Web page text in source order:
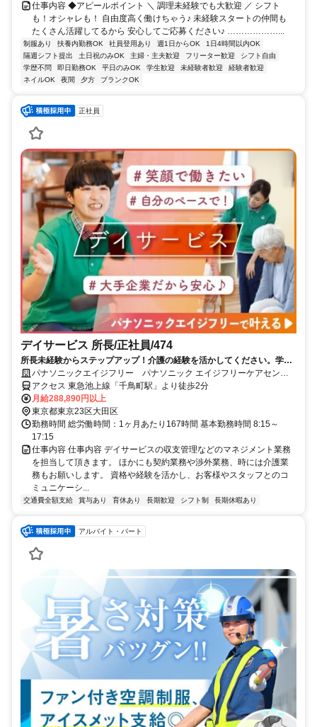
仕事内容 ◆アピールポイント ＼ 調理未経験でも大歓迎 ／ シフト
も！オシャレも！ 自由度高く働けちゃう♪ 未経験スタートの仲間も
たくさん活躍してるから 安心してご応募ください♪ ………………...
制服あり 扶養内勤務OK 社員登用あり 週1日からOK
1日4時間以内OK
隔週シフト提出
土日祝のみOK 主婦・主夫歓迎 フリーター歓迎
シフト自由
学歴不問
即日勤務OK 平日のみOK 学生歓迎 未経験者歓迎
経験者歓迎
ネイルOK
夜間 夕方 ブランクOK
正社員
デイサービス 所長/正社員/474
所長未経験からステップアップ！介護の経験を活かしてください。学ぶ
機会の多い職場です！月1回責任者会議では情報共有や勉強会を実施。
近隣所長と連携し、お互いサポートしながら施設運営しています。
パナソニックエイジフリー パナソニック エイジフリーケアセンタ
ー千鳥・デイサービス
アクセス 東急池上線「千鳥町駅」より徒歩2分
月給288,890円以上
東京都東京23区大田区
勤務時間 総労働時間：1ヶ月あたり167時間 基本勤務時間 8:15～
17:15
仕事内容 仕事内容 デイサービスの収支管理などのマネジメント業務
を担当して頂きます。 ほかにも契約業務や渉外業務、時には介護業
務もお願いします。 資格や経験を活かし、お客様やスタッフとのコ
ミュニケーシ...
交通費全額支給 賞与あり 育休あり 長期歓迎 シフト制 長期休暇あり
アルバイト・パート